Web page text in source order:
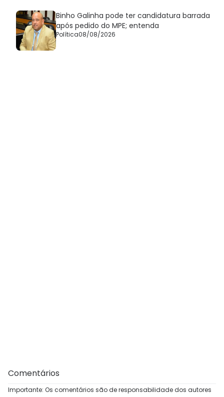
Binho Galinha pode ter candidatura barrada
após pedido do MPE; entenda
Política08/08/2026
Comentários
Importante: Os comentários são de responsabilidade dos autores